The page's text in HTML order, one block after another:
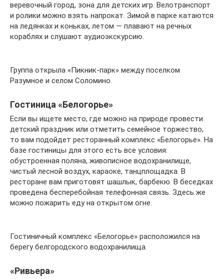
веревочный город, зона для детских игр. Велотранспорт
и ролики можно взять напрокат. Зимой в парке катаются
на ледянках и коньках, летом — плавают на речных
кораблях и слушают аудиоэкскурсию.
Группа открыла «Пикник-парк» между поселком
Разумное и селом Соломино.
Гостиница «Белогорье»
Если вы ищете место, где можно на природе провести
детский праздник или отметить семейное торжество,
то вам подойдет ресторанный комплекс «Белогорье». На
базе гостиницы для этого есть все условия:
обустроенная поляна, живописное водохранилище,
чистый лесной воздух, караоке, танцплощадка. В
ресторане вам приготовят шашлык, барбекю. В беседках
проведена бесперебойная телефонная связь. Здесь же
можно пожарить еду на открытом огне.
Гостиничный комплекс «Белогорье» расположился на
берегу белгородского водохранилища.
«Ривьера»